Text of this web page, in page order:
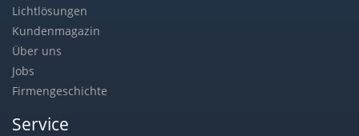
Lichtlösungen
Kundenmagazin
Über uns
Jobs
Firmengeschichte
Service